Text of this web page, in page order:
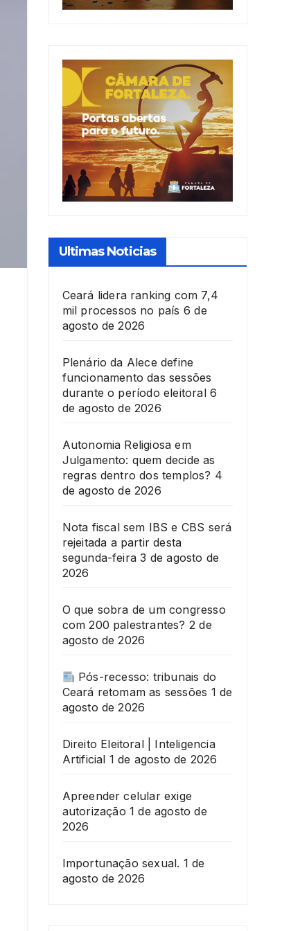
Ultimas Noticias
Ceará lidera ranking com 7,4
mil processos no país 6 de
agosto de 2026
Plenário da Alece define
funcionamento das sessões
durante o período eleitoral 6
de agosto de 2026
Autonomia Religiosa em
Julgamento: quem decide as
regras dentro dos templos? 4
de agosto de 2026
Nota fiscal sem IBS e CBS será
rejeitada a partir desta
segunda-feira 3 de agosto de
2026
O que sobra de um congresso
com 200 palestrantes? 2 de
agosto de 2026
Pós-recesso: tribunais do
Ceará retomam as sessões 1 de
agosto de 2026
Direito Eleitoral | Inteligencia
Artificial 1 de agosto de 2026
Apreender celular exige
autorização 1 de agosto de
2026
Importunação sexual. 1 de
agosto de 2026